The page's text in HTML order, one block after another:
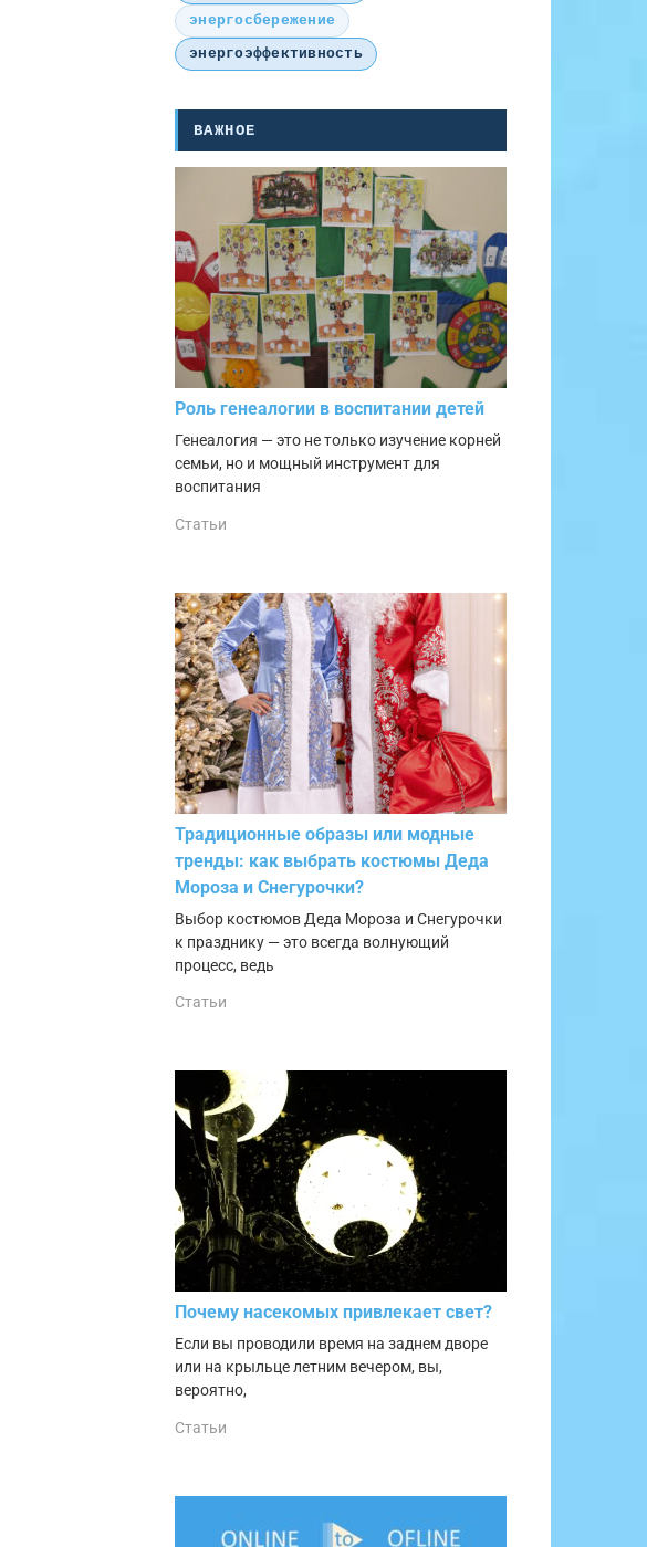
энергосбережение
энергоэффективность
ВАЖНОЕ
Роль генеалогии в воспитании детей
Генеалогия — это не только изучение корней
семьи, но и мощный инструмент для
воспитания
Статьи
Традиционные образы или модные
тренды: как выбрать костюмы Деда
Мороза и Снегурочки?
Выбор костюмов Деда Мороза и Снегурочки
к празднику — это всегда волнующий
процесс, ведь
Статьи
Почему насекомых привлекает свет?
Если вы проводили время на заднем дворе
или на крыльце летним вечером, вы,
вероятно,
Статьи